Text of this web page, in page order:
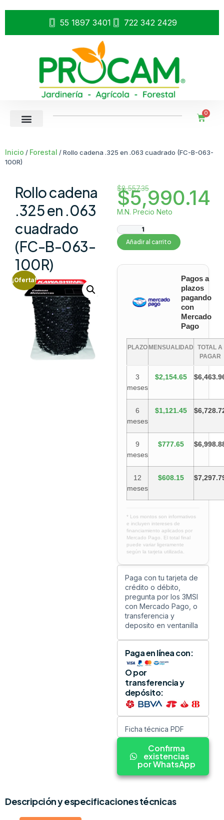
55 1897 3401 722 342 2429
0
Inicio / Forestal / Rollo cadena .325 en .063 cuadrado (FC-B-063-
100R)
Rollo cadena
.325 en .063
cuadrado
(FC-B-063-
100R)
¡Oferta!
$8,557.35
$5,990.14
M.N. Precio Neto
Añadir al carrito
Pagos a
plazos
pagando
con
Mercado
Pago
PLAZO MENSUALIDAD
TOTAL A
PAGAR
3
meses
$2,154.65
6
meses
$1,121.45
9
meses
$777.65
12
meses
$608.15
* Los montos son informativos
e incluyen intereses de
financiamiento aplicados por
Mercado Pago. El total final
puede variar ligeramente
según la tarjeta utilizada.
Paga con tu tarjeta de
crédito o débito,
pregunta por los 3MSI
con Mercado Pago, o
transferencia y
deposito en ventanilla
Paga en línea con:
O por
transferencia y
depósito:
Ficha técnica PDF
Confirma
existencias
por WhatsApp
Descripción y especificaciones técnicas